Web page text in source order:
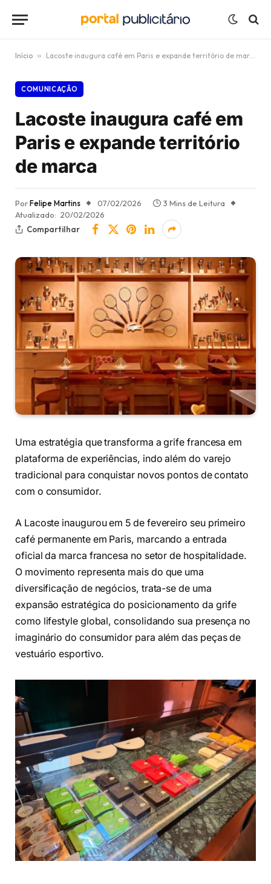
Início » Lacoste inaugura café em Paris e expande território de marca
COMUNICAÇÃO
Lacoste inaugura café em
Paris e expande território
de marca
PorFelipe Martins 07/02/2026
3 Mins de Leitura
Atualizado: 20/02/2026
Compartilhar
Uma estratégia que transforma a grife francesa em
plataforma de experiências, indo além do varejo
tradicional para conquistar novos pontos de contato
com o consumidor.
A Lacoste inaugurou em 5 de fevereiro seu primeiro
café permanente em Paris, marcando a entrada
oficial da marca francesa no setor de hospitalidade.
O movimento representa mais do que uma
diversificação de negócios, trata-se de uma
expansão estratégica do posicionamento da grife
como lifestyle global, consolidando sua presença no
imaginário do consumidor para além das peças de
vestuário esportivo.